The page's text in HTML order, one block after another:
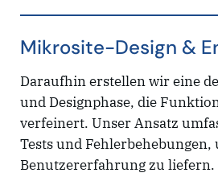
Mikrosite-Design &
Daraufhin erstellen wir eine
und Designphase, die
verfeinert. Unser Ansatz
Tests und Fehlerbehebungen,
Benutzererfahrung zu liefern.